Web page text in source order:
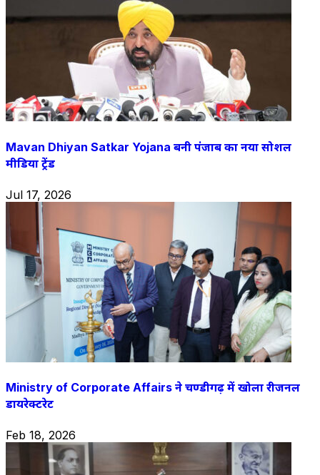
Mavan Dhiyan Satkar Yojana बनी पंजाब का नया सोशल
मीडिया ट्रेंड
Jul 17, 2026
Ministry of Corporate Affairs ने चण्डीगढ़ में खोला रीजनल
डायरेक्टरेट
Feb 18, 2026